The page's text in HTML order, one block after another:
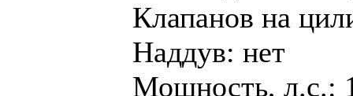
Клапанов на
Наддув: нет
Мощность, л.с.: